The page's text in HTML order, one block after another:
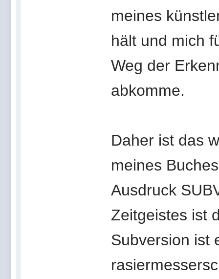
meines
hält und mich
Weg der
abkomme.
Daher ist das
meines
Ausdruck
Zeitgeistes ist
Subversion ist